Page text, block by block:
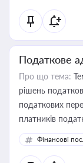
Податкове
Про що тема:
рішень
податкових
платників
Фінансові